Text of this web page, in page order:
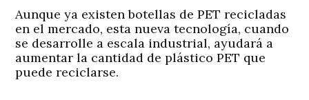
Aunque ya existen botellas de PET recicladas
en el mercado, esta nueva tecnología, cuando
se desarrolle a escala industrial, ayudará a
aumentar la cantidad de plástico PET que
puede reciclarse.